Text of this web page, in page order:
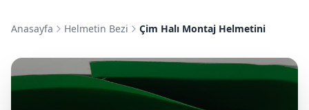
Anasayfa Helmetin Bezi Çim Halı Montaj Helmetini